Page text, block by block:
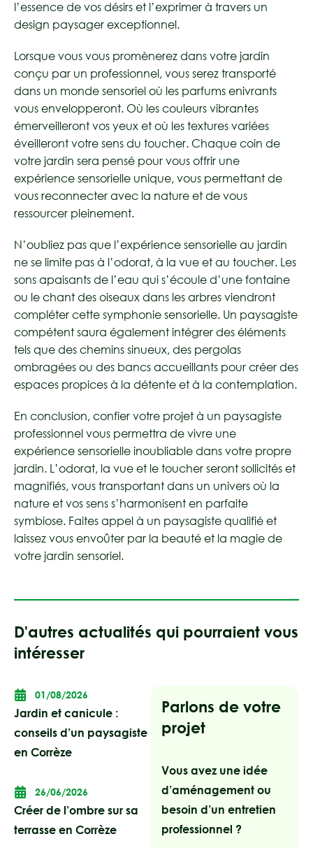
l’essence de vos désirs et l’exprimer à travers un
design paysager exceptionnel.
Lorsque vous vous promènerez dans votre jardin
conçu par un professionnel, vous serez transporté
dans un monde sensoriel où les parfums enivrants
vous envelopperont. Où les couleurs vibrantes
émerveilleront vos yeux et où les textures variées
éveilleront votre sens du toucher. Chaque coin de
votre jardin sera pensé pour vous offrir une
expérience sensorielle unique, vous permettant de
vous reconnecter avec la nature et de vous
ressourcer pleinement.
N’oubliez pas que l’expérience sensorielle au jardin
ne se limite pas à l’odorat, à la vue et au toucher. Les
sons apaisants de l’eau qui s’écoule d’une fontaine
ou le chant des oiseaux dans les arbres viendront
compléter cette symphonie sensorielle. Un paysagiste
compétent saura également intégrer des éléments
tels que des chemins sinueux, des pergolas
ombragées ou des bancs accueillants pour créer des
espaces propices à la détente et à la contemplation.
En conclusion, confier votre projet à un paysagiste
professionnel vous permettra de vivre une
expérience sensorielle inoubliable dans votre propre
jardin. L’odorat, la vue et le toucher seront sollicités et
magnifiés, vous transportant dans un univers où la
nature et vos sens s’harmonisent en parfaite
symbiose. Faites appel à un paysagiste qualifié et
laissez vous envoûter par la beauté et la magie de
votre jardin sensoriel.
D'autres actualités qui pourraient vous
intéresser
01/08/2026
Jardin et canicule :
conseils d’un paysagiste
en Corrèze
26/06/2026
Créer de l’ombre sur sa
terrasse en Corrèze
Parlons de votre
projet
Vous avez une idée
d’aménagement ou
besoin d’un entretien
professionnel ?